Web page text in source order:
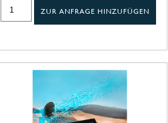
ZUR ANFRAGE HINZUFÜGEN